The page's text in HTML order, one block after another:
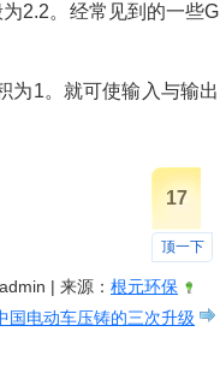
2.2。经常见到的一些G
为1。就可使输入与输出
17
顶一下
| 来源： 根元环保
国电动车压铸的三次升级